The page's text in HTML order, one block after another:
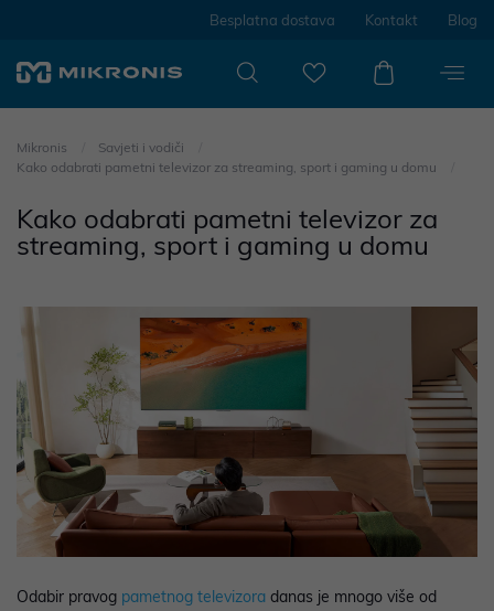
Besplatna dostava Kontakt Blog
Mikronis
Savjeti i vodiči
Kako odabrati pametni televizor za streaming, sport i gaming u domu
Kako odabrati pametni televizor za
streaming, sport i gaming u domu
Odabir pravog pametnog televizora danas je mnogo više od